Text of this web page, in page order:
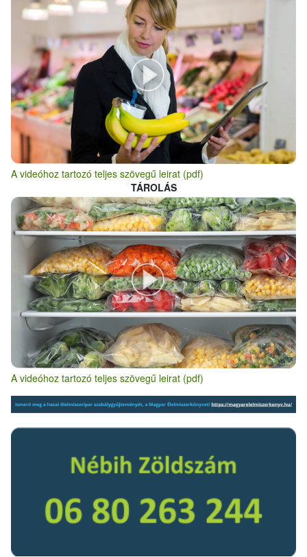
A videóhoz tartozó teljes szövegű leirat (pdf)
TÁROLÁS
A videóhoz tartozó teljes szövegű leirat (pdf)